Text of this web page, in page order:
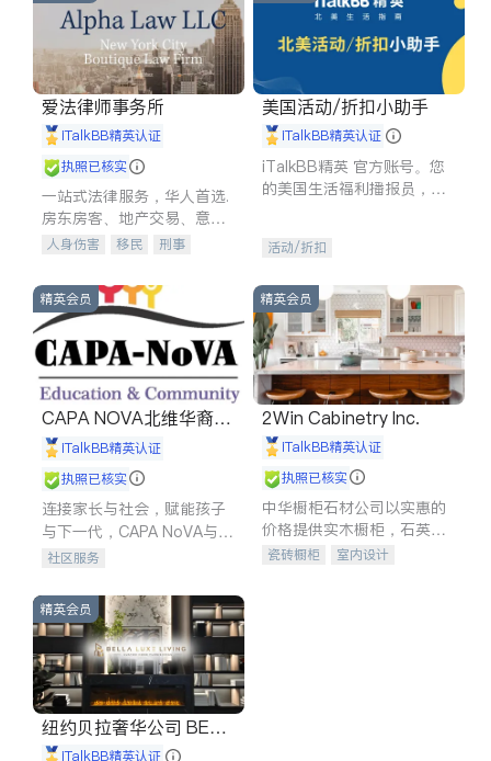
爱法律师事务所
iTalkBB精英认证
执照已核实
一站式法律服务，华人首选.
房东房客、地产交易、意外
伤害、车祸重伤、商业诉
建筑合同、刑事案件全包办
人身伤害 移民
刑事
信托/遗嘱
商业
索赔
律师-其它 保释
美国活动/折扣小助手
iTalkBB精英认证
iTalkBB精英 官方账号。您
的美国生活福利播报员，精
专属福利。
活动/折扣
精英会员
CAPA NOVA北维华裔家
长会iTalkBB精英认证
执照已核实
连接家长与社会，赋能孩子
与下一代，CAPA NoVA与您
携手建设包容、公平、充满
社区服务
精英会员
2Win Cabinetry Inc.
iTalkBB精英认证
执照已核实
中华橱柜石材公司以实惠的
价格提供实木橱柜，石英石
台面，多种优质不锈钢水
瓷砖橱柜
室内设计
精英会员
纽约贝拉奢华公司 BELL
A LUXE
iTalkBB精英认证